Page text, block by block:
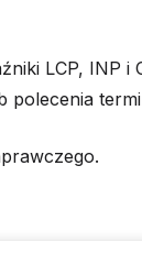
LCP, INP i
polecenia